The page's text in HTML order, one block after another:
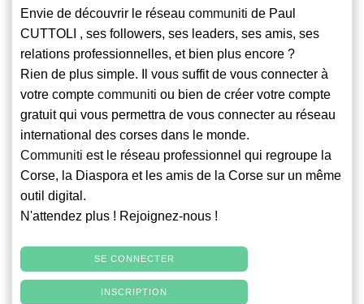
Envie de découvrir le réseau communiti de Paul
CUTTOLI , ses followers, ses leaders, ses amis, ses
relations professionnelles, et bien plus encore ?
Rien de plus simple. Il vous suffit de vous connecter à
votre compte communiti ou bien de créer votre compte
gratuit qui vous permettra de vous connecter au réseau
international des corses dans le monde.
Communiti est le réseau professionnel qui regroupe la
Corse, la Diaspora et les amis de la Corse sur un même
outil digital.
N'attendez plus ! Rejoignez-nous !
SE CONNECTER
INSCRIPTION